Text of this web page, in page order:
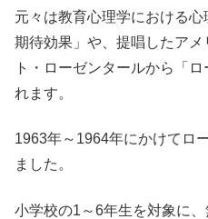
元々は教育心理学における
期待効果」や、提唱したア
ト・ローゼンタールから「
れます。
1963年～1964年にかけてロ
ました。
小学校の1～6年生を対象に